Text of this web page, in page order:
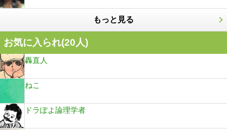
もっと見る
お気に入られ(20人)
轟直人
ねこ
ドラぽよ論理学者